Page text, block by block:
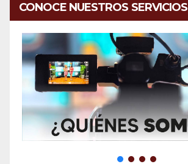
CONOCE NUESTROS SERVICIOS